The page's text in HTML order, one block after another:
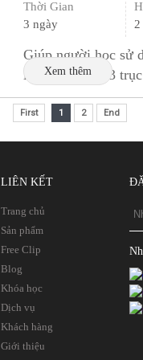
Thời Gian
3 ngày
Giúp người học sử
lập trình phay 3
công hàng loạt
Xem thêm
First 1 2 End
LIÊN KẾT
Trang chủ
Sản phẩm
Free Clip
Blog
Khóa học
Dịch vụ
Khách hàng
Giới thiệu